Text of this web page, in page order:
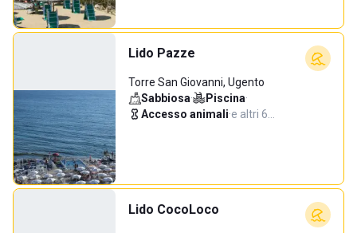
Lido Pazze
Torre San Giovanni, Ugento
Sabbiosa· Piscina·
Accesso animali·e altri 6…
Lido CocoLoco